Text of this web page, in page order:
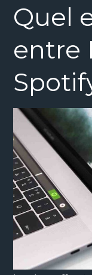
Quel
entre